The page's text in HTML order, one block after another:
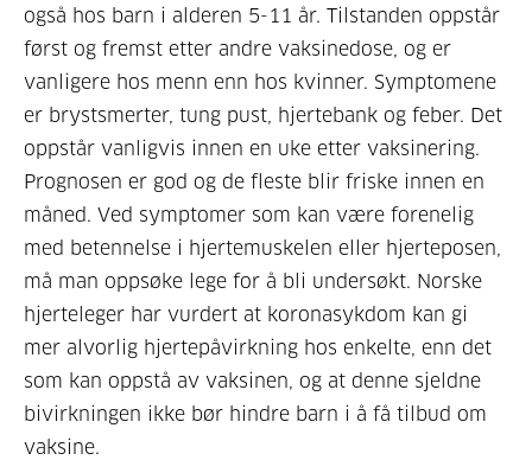
også hos barn i alderen 5-11 år. Tilstanden oppstår
først og fremst etter andre vaksinedose, og er
vanligere hos menn enn hos kvinner. Symptomene
er brystsmerter, tung pust, hjertebank og feber. Det
oppstår vanligvis innen en uke etter vaksinering.
Prognosen er god og de fleste blir friske innen en
måned. Ved symptomer som kan være forenelig
med betennelse i hjertemuskelen eller hjerteposen,
må man oppsøke lege for å bli undersøkt. Norske
hjerteleger har vurdert at koronasykdom kan gi
mer alvorlig hjertepåvirkning hos enkelte, enn det
som kan oppstå av vaksinen, og at denne sjeldne
bivirkningen ikke bør hindre barn i å få tilbud om
vaksine.